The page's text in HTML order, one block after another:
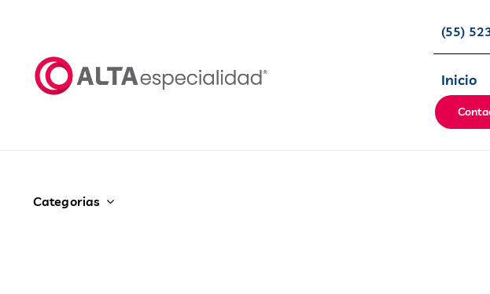
contenido
(55)
Inicio
Categorias